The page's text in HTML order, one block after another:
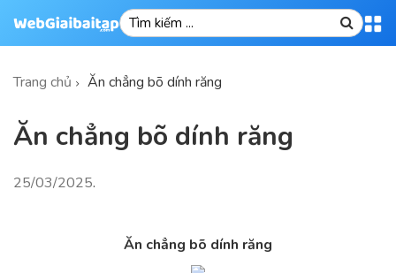
Trang chủ Ăn chẳng bõ dính răng
Ăn chẳng bõ dính răng
25/03/2025.
Ăn chẳng bõ dính răng